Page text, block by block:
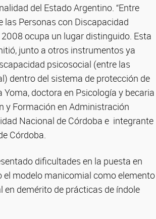
del Estado Argentino. “Entre
las Personas con Discapacidad
ocupa un lugar distinguido. Esta
junto a otros instrumentos ya
psicosocial (entre las
dentro del sistema de protección de
doctora en Psicología y becaria
y Formación en Administración
Nacional de Córdoba e integrante
Córdoba.
dificultades en la puesta en
modelo manicomial como elemento
demérito de prácticas de índole